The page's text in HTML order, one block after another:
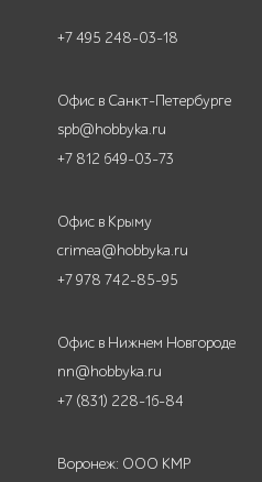
+7 495 248-03-18
Офис в Санкт-Петербурге
spb@hobbyka.ru
+7 812 649-03-73
Офис в Крыму
crimea@hobbyka.ru
+7 978 742-85-95
Офис в Нижнем Новгороде
nn@hobbyka.ru
+7 (831) 228-16-84
Воронеж: ООО КМР